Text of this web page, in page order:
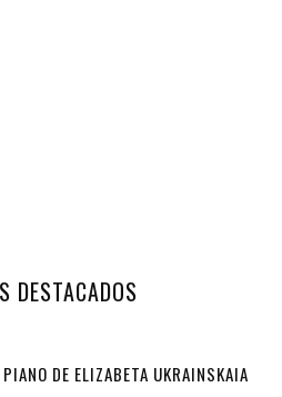
DESTACADOS
DE ELIZABETA UKRAINSKAIA